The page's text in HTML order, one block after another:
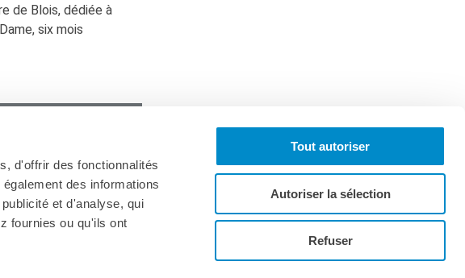
d'offrir des fonctionnalités
des informations
et d'analyse, qui
fournies ou qu'ils ont
Tout autoriser
Autoriser la sélection
Refuser
de Blois, dédiée à
six mois
Abonnez-vous à la lettre d'informations